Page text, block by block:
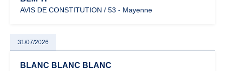
AVIS DE CONSTITUTION / 53 - Mayenne
31/07/2026
BLANC BLANC BLANC